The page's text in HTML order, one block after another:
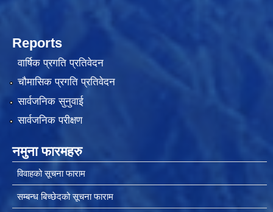
Reports
वार्षिक प्रगति प्रतिवेदन
चौमासिक प्रगति प्रतिवेदन
सार्वजनिक सुनुवाई
सार्वजनिक परीक्षण
नमुना फारमहरु
विवाहको सूचना फाराम
सम्बन्ध बिच्छेदको सूचना फाराम